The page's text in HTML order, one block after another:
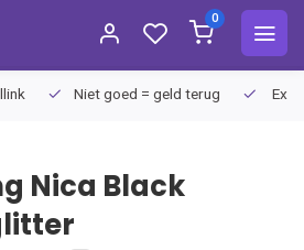
0
Niet goed = geld terug
Nica Black